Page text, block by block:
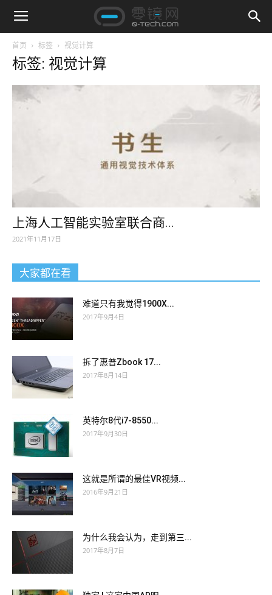
首页 标签 视觉计算
标签: 视觉计算
上海人工智能实验室联合商...
2021年11月17日
大家都在看
难道只有我觉得1900X...
2017年9月4日
拆了惠普Zbook 17...
2017年8月14日
英特尔8代i7-8550...
2017年9月30日
这就是所谓的最佳VR视频...
2016年9月21日
为什么我会认为，走到第三...
2017年8月7日